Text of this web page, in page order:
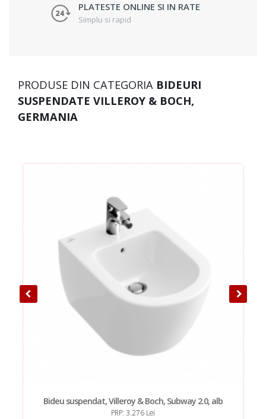
PLATESTE ONLINE SI IN RATE
Simplu si rapid
PRODUSE DIN CATEGORIA BIDEURI
SUSPENDATE VILLEROY & BOCH,
GERMANIA
Bideu suspendat, Villeroy & Boch, Subway 2.0, alb
PRP: 3.276 Lei